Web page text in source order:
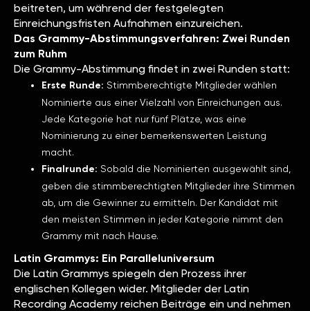
beitreten, um während der festgelegten
Einreichungsfristen Aufnahmen einzureichen.
Das Grammy-Abstimmungsverfahren: Zwei Runden
zum Ruhm
Die Grammy-Abstimmung findet in zwei Runden statt:
Erste Runde: Stimmberechtigte Mitglieder wählen
Nominierte aus einer Vielzahl von Einreichungen aus.
Jede Kategorie hat nur fünf Plätze, was eine
Nominierung zu einer bemerkenswerten Leistung
macht.
Finalrunde: Sobald die Nominierten ausgewählt sind,
geben die stimmberechtigten Mitglieder ihre Stimmen
ab, um die Gewinner zu ermitteln. Der Kandidat mit
den meisten Stimmen in jeder Kategorie nimmt den
Grammy mit nach Hause.
Latin Grammys: Ein Paralleluniversum
Die Latin Grammys spiegeln den Prozess ihrer
englischen Kollegen wider. Mitglieder der Latin
Recording Academy reichen Beiträge ein und nehmen